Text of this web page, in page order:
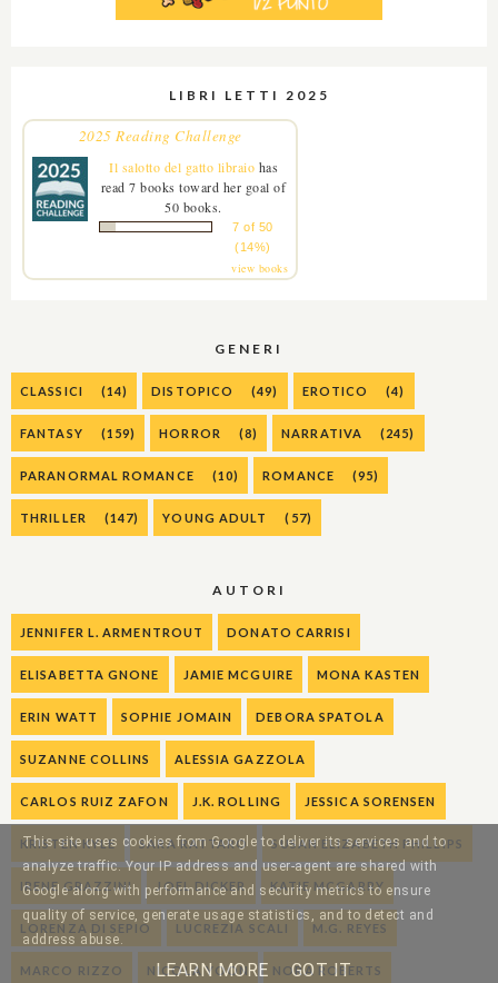
LIBRI LETTI 2025
2025 Reading Challenge
Il salotto del gatto libraio has
read 7 books toward her goal of
50 books.
7 of 50
(14%)
view books
GENERI
CLASSICI (14) DISTOPICO (49) EROTICO (4)
FANTASY (159) HORROR (8) NARRATIVA (245)
PARANORMAL ROMANCE (10) ROMANCE (95)
THRILLER (147) YOUNG ADULT (57)
AUTORI
JENNIFER L. ARMENTROUT DONATO CARRISI
ELISABETTA GNONE JAMIE MCGUIRE MONA KASTEN
ERIN WATT SOPHIE JOMAIN DEBORA SPATOLA
SUZANNE COLLINS ALESSIA GAZZOLA
CARLOS RUIZ ZAFON J.K. ROLLING JESSICA SORENSEN
KRISTEN KYLE SARA RATTARO SUSAN ELIZABETH PHILLIPS
IRENE GRAZZINI JOEL DICKER KATIE MCGARRY
LORENZA DI SEPIO LUCREZIA SCALI M.G. REYES
MARCO RIZZO NICOLA YOON NORA ROBERTS
This site uses cookies from Google to deliver its services and to
analyze traffic. Your IP address and user-agent are shared with
Google along with performance and security metrics to ensure
quality of service, generate usage statistics, and to detect and
address abuse.
LEARN MORE GOT IT